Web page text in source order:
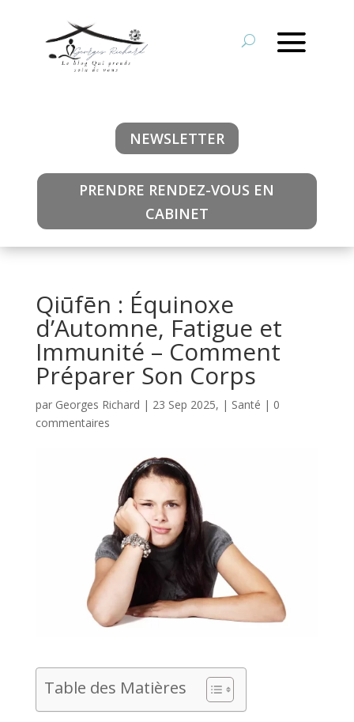
NEWSLETTER
PRENDRE RENDEZ-VOUS EN
CABINET
Qiūfēn : Équinoxe
d’Automne, Fatigue et
Immunité – Comment
Préparer Son Corps
par Georges Richard | 23 Sep 2025, | Santé | 0
commentaires
Table des Matières